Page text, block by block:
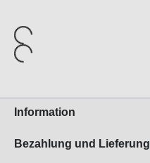
Information
Bezahlung und Lieferung